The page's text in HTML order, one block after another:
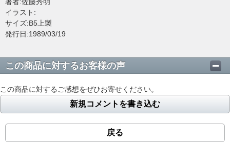
イラスト:
サイズ:B5上製
発行日:1989/03/19
この商品に対するお客様の声
この商品に対するご感想をぜひお寄せください。
新規コメントを書き込む
戻る